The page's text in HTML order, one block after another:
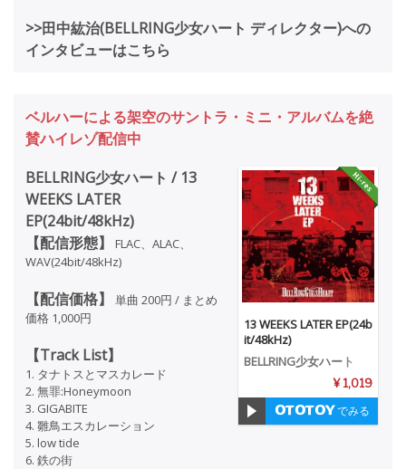
>>田中紘治(BELLRING少女ハート ディレクター)への
インタビューはこちら
ベルハーによる架空のサントラ・ミニ・アルバムを絶
賛ハイレゾ配信中
13 WEEKS LATER EP(24b
it/48kHz)
BELLRING少女ハート
¥ 1,019
でみる
BELLRING少女ハート / 13
WEEKS LATER
EP(24bit/48kHz)
【配信形態】
FLAC、ALAC、
WAV(24bit/48kHz)
【配信価格】
単曲 200円 / まとめ
価格 1,000円
【Track List】
1. タナトスとマスカレード
2. 無罪:Honeymoon
3. GIGABITE
4. 雛鳥エスカレーション
5. low tide
6. 鉄の街